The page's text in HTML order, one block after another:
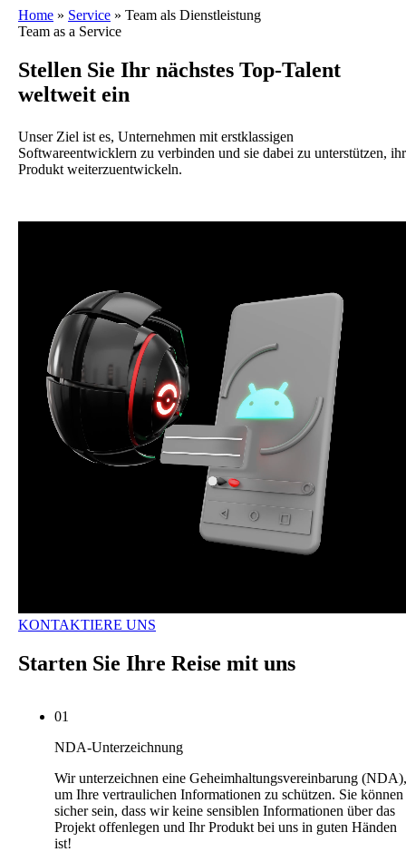
Home » Service » Team als Dienstleistung
Team as a Service
Stellen Sie Ihr nächstes Top-Talent
weltweit ein
Unser Ziel ist es, Unternehmen mit erstklassigen
Softwareentwicklern zu verbinden und sie dabei zu unterstützen, ihr
Produkt weiterzuentwickeln.
KONTAKTIERE UNS
Starten Sie Ihre Reise mit uns
01
NDA-Unterzeichnung
Wir unterzeichnen eine Geheimhaltungsvereinbarung (NDA),
um Ihre vertraulichen Informationen zu schützen. Sie können
sicher sein, dass wir keine sensiblen Informationen über das
Projekt offenlegen und Ihr Produkt bei uns in guten Händen
ist!